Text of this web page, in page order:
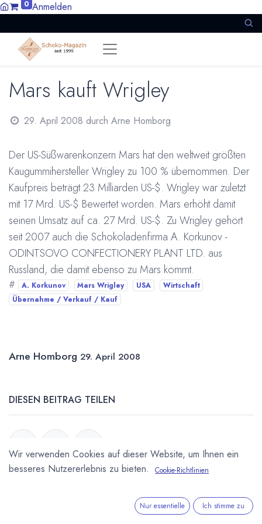
0 Anmelden
Mars kauft Wrigley
29. April 2008 durch Arne Homborg
Der US-Süßwarenkonzern Mars hat den weltweit größten
Kaugummihersteller Wrigley zu 100 % übernommen. Der
Kaufpreis beträgt 23 Milliarden US-$. Wrigley war zuletzt
mit 17 Mrd. US-$ Bewertet worden. Mars erhöht damit
seinen Umsatz auf ca. 27 Mrd. US-$. Zu Wrigley gehört
seit 2007 auch die Schokoladenfirma A. Korkunov -
ODINTSOVO CONFECTIONERY PLANT LTD. aus
Russland, die damit ebenso zu Mars kommt.
# A. Korkunov Mars Wrigley USA
Wirtschaft
Übernahme / Verkauf / Kauf
Arne Homborg 29. April 2008
DIESEN BEITRAG TEILEN
Wir verwenden Cookies auf dieser Website, um Ihnen ein
besseres Nutzererlebnis zu bieten.
Cookie-Richtlinien
Nur essentielle Ich stimme zu